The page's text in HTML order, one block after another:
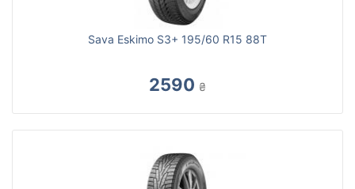
Sava Eskimo S3+ 195/60 R15 88T
2590 ₴